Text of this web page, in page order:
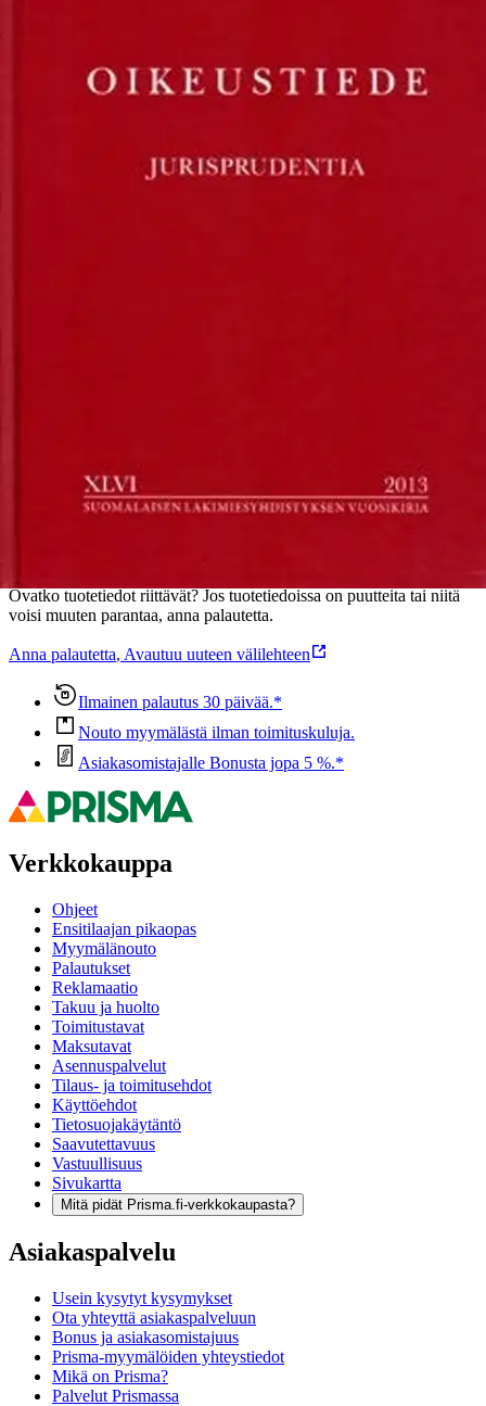
Ovatko tuotetiedot riittävät? Jos tuotetiedoissa on puutteita tai niitä
voisi muuten parantaa, anna palautetta.
Anna palautetta, Avautuu uuteen välilehteen
Ilmainen palautus 30 päivää.*
Nouto myymälästä ilman toimituskuluja.
Asiakasomistajalle Bonusta jopa 5 %.*
Verkkokauppa
Ohjeet
Ensitilaajan pikaopas
Myymälänouto
Palautukset
Reklamaatio
Takuu ja huolto
Toimitustavat
Maksutavat
Asennuspalvelut
Tilaus- ja toimitusehdot
Käyttöehdot
Tietosuojakäytäntö
Saavutettavuus
Vastuullisuus
Sivukartta
Mitä pidät Prisma.fi-verkkokaupasta?
Asiakaspalvelu
Usein kysytyt kysymykset
Ota yhteyttä asiakaspalveluun
Bonus ja asiakasomistajuus
Prisma-myymälöiden yhteystiedot
Mikä on Prisma?
Palvelut Prismassa